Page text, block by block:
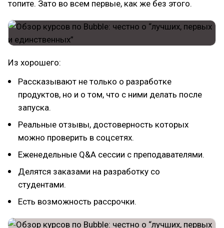
топите. Зато во всем первые, как же без этого.
Из хорошего:
Рассказывают не только о разработке
продуктов, но и о том, что с ними делать после
запуска.
Реальные отзывы, достоверность которых
можно проверить в соцсетях.
Еженедельные Q&A сессии с преподавателями.
Делятся заказами на разработку со
студентами.
Есть возможность рассрочки.